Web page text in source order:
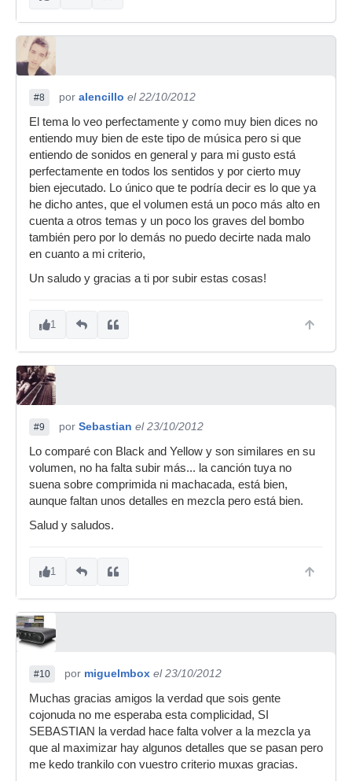
#8 por alencillo el 22/10/2012
El tema lo veo perfectamente y como muy bien dices no
entiendo muy bien de este tipo de música pero si que
entiendo de sonidos en general y para mi gusto está
perfectamente en todos los sentidos y por cierto muy
bien ejecutado. Lo único que te podría decir es lo que ya
he dicho antes, que el volumen está un poco más alto en
cuenta a otros temas y un poco los graves del bombo
también pero por lo demás no puedo decirte nada malo
en cuanto a mi criterio,
Un saludo y gracias a ti por subir estas cosas!
1
#9 por Sebastian el 23/10/2012
Lo comparé con Black and Yellow y son similares en su
volumen, no ha falta subir más... la canción tuya no
suena sobre comprimida ni machacada, está bien,
aunque faltan unos detalles en mezcla pero está bien.
Salud y saludos.
1
#10 por miguelmbox el 23/10/2012
Muchas gracias amigos la verdad que sois gente
cojonuda no me esperaba esta complicidad, SI
SEBASTIAN la verdad hace falta volver a la mezcla ya
que al maximizar hay algunos detalles que se pasan pero
me kedo trankilo con vuestro criterio muxas gracias.